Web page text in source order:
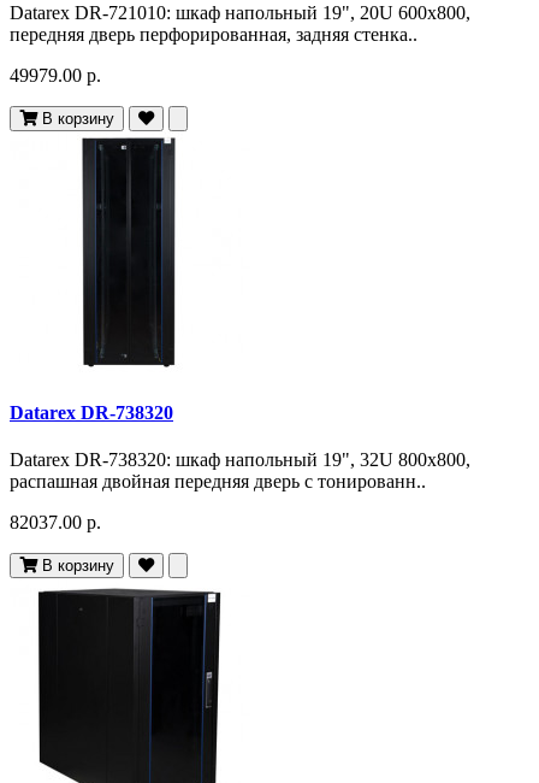
Datarex DR-721010: шкаф напольный 19", 20U 600х800,
передняя дверь перфорированная, задняя стенка..
49979.00 р.
В корзину
Datarex DR-738320
Datarex DR-738320: шкаф напольный 19", 32U 800х800,
распашная двойная передняя дверь с тонированн..
82037.00 р.
В корзину